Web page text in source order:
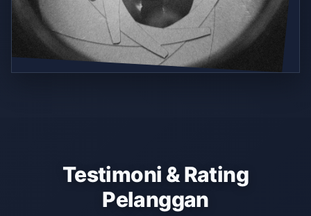
Testimoni & Rating
Pelanggan